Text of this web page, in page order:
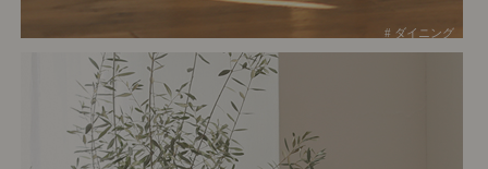
# ダイニング